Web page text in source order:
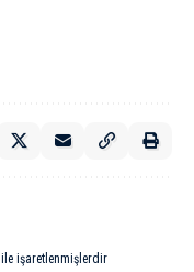
ile işaretlenmişlerdir